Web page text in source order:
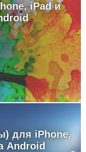
iPad и
для iPhone,
Android